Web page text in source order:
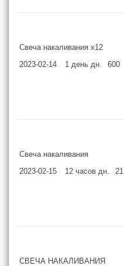
Свеча накаливания x12
2023-02-14
1 день дн. 600
Свеча накаливания
2023-02-15
12 часов дн. 21
СВЕЧА НАКАЛИВАНИЯ